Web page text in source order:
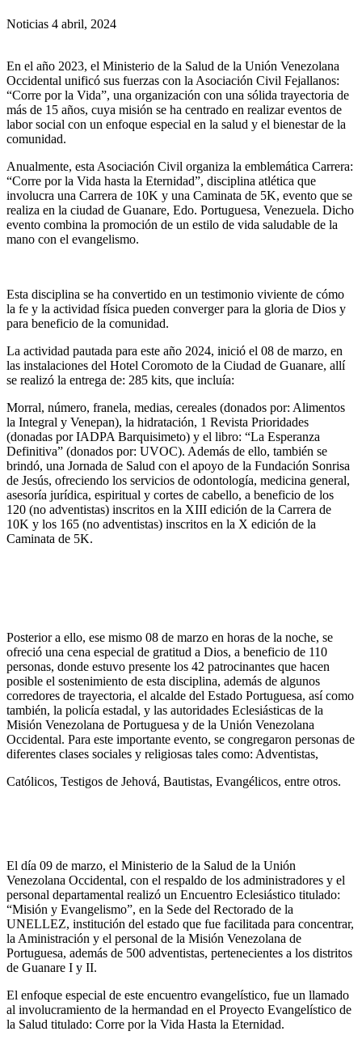
Noticias 4 abril, 2024
En el año 2023, el Ministerio de la Salud de la Unión Venezolana
Occidental unificó sus fuerzas con la Asociación Civil Fejallanos:
“Corre por la Vida”, una organización con una sólida trayectoria de
más de 15 años, cuya misión se ha centrado en realizar eventos de
labor social con un enfoque especial en la salud y el bienestar de la
comunidad.
Anualmente, esta Asociación Civil organiza la emblemática Carrera:
“Corre por la Vida hasta la Eternidad”, disciplina atlética que
involucra una Carrera de 10K y una Caminata de 5K, evento que se
realiza en la ciudad de Guanare, Edo. Portuguesa, Venezuela. Dicho
evento combina la promoción de un estilo de vida saludable de la
mano con el evangelismo.
Esta disciplina se ha convertido en un testimonio viviente de cómo
la fe y la actividad física pueden converger para la gloria de Dios y
para beneficio de la comunidad.
La actividad pautada para este año 2024, inició el 08 de marzo, en
las instalaciones del Hotel Coromoto de la Ciudad de Guanare, allí
se realizó la entrega de: 285 kits, que incluía:
Morral, número, franela, medias, cereales (donados por: Alimentos
la Integral y Venepan), la hidratación, 1 Revista Prioridades
(donadas por IADPA Barquisimeto) y el libro: “La Esperanza
Definitiva” (donados por: UVOC). Además de ello, también se
brindó, una Jornada de Salud con el apoyo de la Fundación Sonrisa
de Jesús, ofreciendo los servicios de odontología, medicina general,
asesoría jurídica, espiritual y cortes de cabello, a beneficio de los
120 (no adventistas) inscritos en la XIII edición de la Carrera de
10K y los 165 (no adventistas) inscritos en la X edición de la
Caminata de 5K.
Posterior a ello, ese mismo 08 de marzo en horas de la noche, se
ofreció una cena especial de gratitud a Dios, a beneficio de 110
personas, donde estuvo presente los 42 patrocinantes que hacen
posible el sostenimiento de esta disciplina, además de algunos
corredores de trayectoria, el alcalde del Estado Portuguesa, así como
también, la policía estadal, y las autoridades Eclesiásticas de la
Misión Venezolana de Portuguesa y de la Unión Venezolana
Occidental. Para este importante evento, se congregaron personas de
diferentes clases sociales y religiosas tales como: Adventistas,
Católicos, Testigos de Jehová, Bautistas, Evangélicos, entre otros.
El día 09 de marzo, el Ministerio de la Salud de la Unión
Venezolana Occidental, con el respaldo de los administradores y el
personal departamental realizó un Encuentro Eclesiástico titulado:
“Misión y Evangelismo”, en la Sede del Rectorado de la
UNELLEZ, institución del estado que fue facilitada para concentrar,
la Aministración y el personal de la Misión Venezolana de
Portuguesa, además de 500 adventistas, pertenecientes a los distritos
de Guanare I y II.
El enfoque especial de este encuentro evangelístico, fue un llamado
al involucramiento de la hermandad en el Proyecto Evangelístico de
la Salud titulado: Corre por la Vida Hasta la Eternidad.